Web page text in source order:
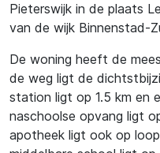
Pieterswijk in de plaats
van de wijk Binnenstad-
De woning heeft de
de weg ligt de
station ligt op 1.5 km en
naschoolse opvang ligt
apotheek ligt ook op